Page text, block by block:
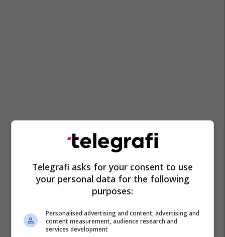
Telegrafi asks for your consent to use
your personal data for the following
purposes:
Personalised advertising and content, advertising and
content measurement, audience research and
services development